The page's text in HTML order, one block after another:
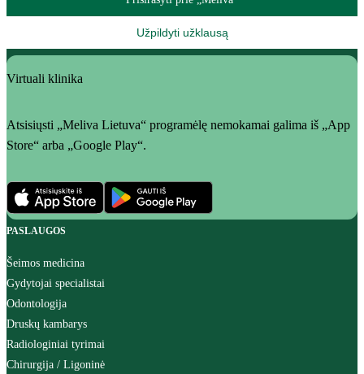
Užpildyti užklausą
Virtuali klinika
Atsisiųsti „Meliva Lietuva“ programėlę nemokamai galima iš „App
Store“ arba „Google Play“.
PASLAUGOS
Šeimos medicina
Gydytojai specialistai
Odontologija
Druskų kambarys
Radiologiniai tyrimai
Chirurgija / Ligoninė